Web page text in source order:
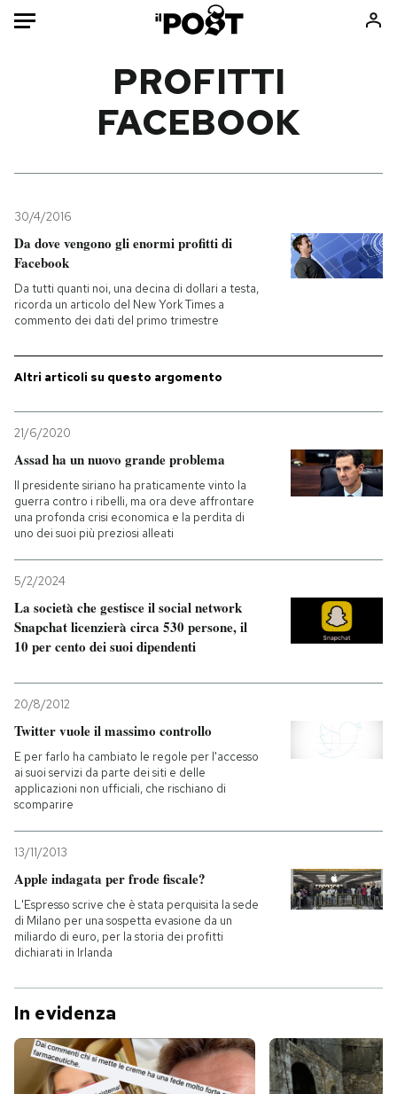
Mondo
Tecnologia
Internet
Cultura
Economia
Sport
Libri
Ok Boomer!
Mondiali calcio 2026
PODCAST
NEWSLETTER
SHOP
AREA PERSONALE
Entra
PROFITTI
FACEBOOK
30/4/2016
Da dove vengono gli enormi profitti di
Facebook
Da tutti quanti noi, una decina di dollari a testa,
ricorda un articolo del New York Times a
commento dei dati del primo trimestre
Altri articoli su questo argomento
21/6/2020
Assad ha un nuovo grande problema
Il presidente siriano ha praticamente vinto la
guerra contro i ribelli, ma ora deve affrontare
una profonda crisi economica e la perdita di
uno dei suoi più preziosi alleati
5/2/2024
La società che gestisce il social network
Snapchat licenzierà circa 530 persone, il
10 per cento dei suoi dipendenti
20/8/2012
Twitter vuole il massimo controllo
E per farlo ha cambiato le regole per l'accesso
ai suoi servizi da parte dei siti e delle
applicazioni non ufficiali, che rischiano di
scomparire
13/11/2013
Apple indagata per frode fiscale?
L'Espresso scrive che è stata perquisita la sede
di Milano per una sospetta evasione da un
miliardo di euro, per la storia dei profitti
dichiarati in Irlanda
In evidenza